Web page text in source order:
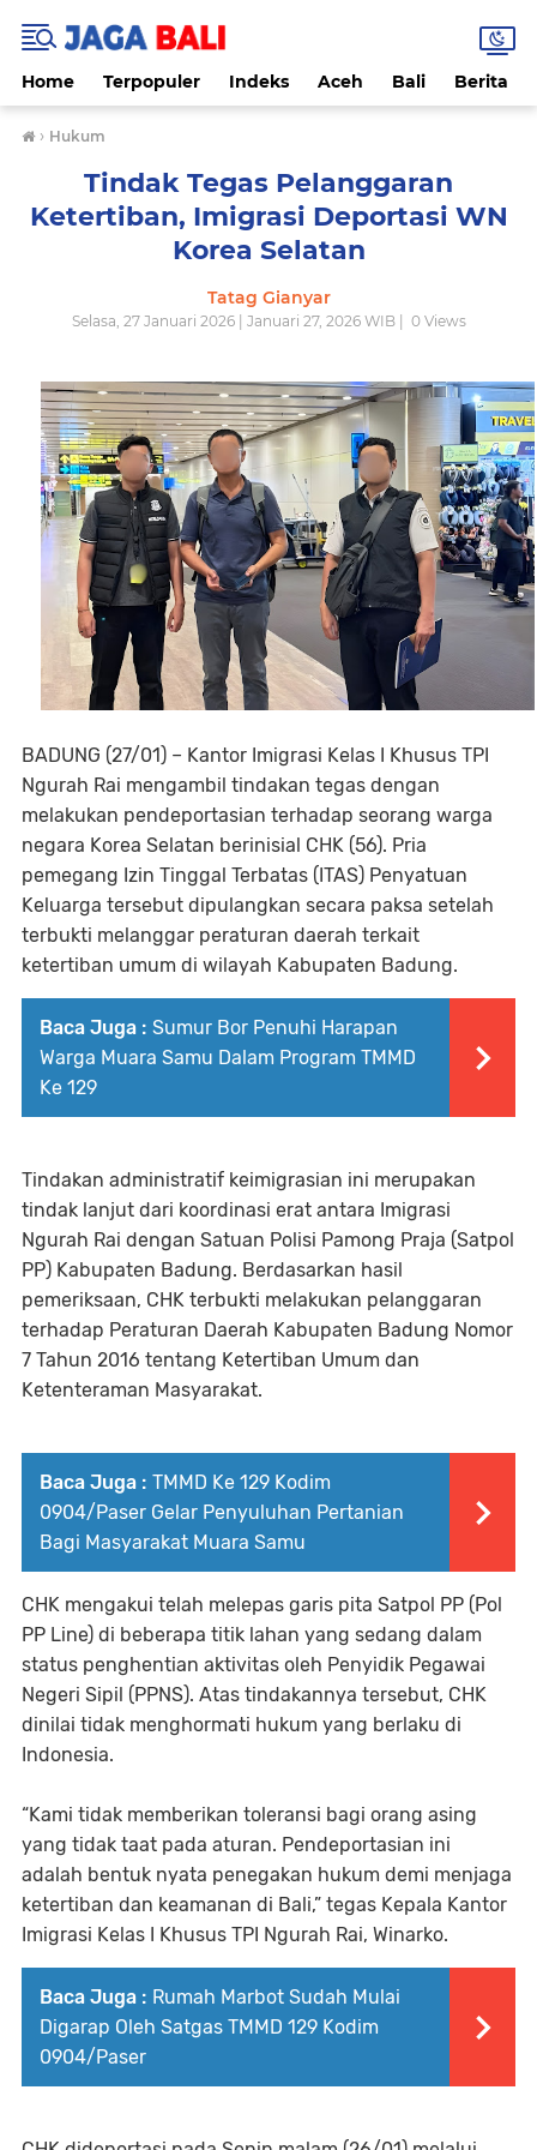
Home Terpopuler Indeks Aceh Bali Berita
› Hukum
Tindak Tegas Pelanggaran
Ketertiban, Imigrasi Deportasi WN
Korea Selatan
Tatag Gianyar
Selasa, 27 Januari 2026 | Januari 27, 2026 WIB | 0Views
BADUNG (27/01) – Kantor Imigrasi Kelas I Khusus TPI
Ngurah Rai mengambil tindakan tegas dengan
melakukan pendeportasian terhadap seorang warga
negara Korea Selatan berinisial CHK (56). Pria
pemegang Izin Tinggal Terbatas (ITAS) Penyatuan
Keluarga tersebut dipulangkan secara paksa setelah
terbukti melanggar peraturan daerah terkait
ketertiban umum di wilayah Kabupaten Badung.
Baca Juga : Sumur Bor Penuhi Harapan
Warga Muara Samu Dalam Program TMMD
Ke 129
Tindakan administratif keimigrasian ini merupakan
tindak lanjut dari koordinasi erat antara Imigrasi
Ngurah Rai dengan Satuan Polisi Pamong Praja (Satpol
PP) Kabupaten Badung. Berdasarkan hasil
pemeriksaan, CHK terbukti melakukan pelanggaran
terhadap Peraturan Daerah Kabupaten Badung Nomor
7 Tahun 2016 tentang Ketertiban Umum dan
Ketenteraman Masyarakat.
Baca Juga : TMMD Ke 129 Kodim
0904/Paser Gelar Penyuluhan Pertanian
Bagi Masyarakat Muara Samu
CHK mengakui telah melepas garis pita Satpol PP (Pol
PP Line) di beberapa titik lahan yang sedang dalam
status penghentian aktivitas oleh Penyidik Pegawai
Negeri Sipil (PPNS). Atas tindakannya tersebut, CHK
dinilai tidak menghormati hukum yang berlaku di
Indonesia.
“Kami tidak memberikan toleransi bagi orang asing
yang tidak taat pada aturan. Pendeportasian ini
adalah bentuk nyata penegakan hukum demi menjaga
ketertiban dan keamanan di Bali,” tegas Kepala Kantor
Imigrasi Kelas I Khusus TPI Ngurah Rai, Winarko.
Baca Juga : Rumah Marbot Sudah Mulai
Digarap Oleh Satgas TMMD 129 Kodim
0904/Paser